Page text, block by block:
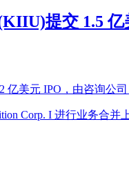
提交 1.5
亿美元 IPO，由咨询公
Corp. I 进行业务合